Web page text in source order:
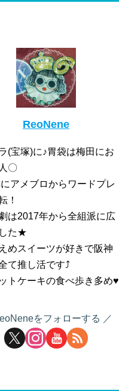
ReoNene
(宝塚)に♪胃袋は梅田にお
〇
アメブロからワードプレ
！
は2017年から全組派に広
た★
めスイーツが好きで阪神
て推し活です⤴
トケーキの食べ歩き多め♥
をフォローする